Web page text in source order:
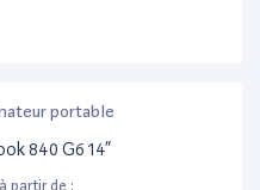
portable
840 G6 14”
partir de :